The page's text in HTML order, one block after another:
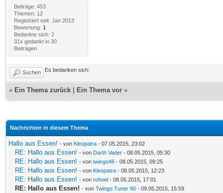
Beiträge: 453
Themen: 12
Registriert seit: Jan 2013
Bewertung: 1
Bedankte sich: 2
31x gedankt in 30
Beiträgen
Suchen Es bedanken sich:
« Ein Thema zurück Ein Thema vor »
Nachrichten in diesem Thema
Hallo aus Essen! - von Kleopatra - 07.05.2015, 23:02
RE: Hallo aus Essen! - von Darth Vader - 08.05.2015, 05:30
RE: Hallo aus Essen! - von twingo46 - 08.05.2015, 09:25
RE: Hallo aus Essen! - von Kleopatra - 08.05.2015, 12:23
RE: Hallo aus Essen! - von rohoel - 08.05.2015, 17:01
RE: Hallo aus Essen! - von Twingo Tuner 90 - 09.05.2015, 15:59